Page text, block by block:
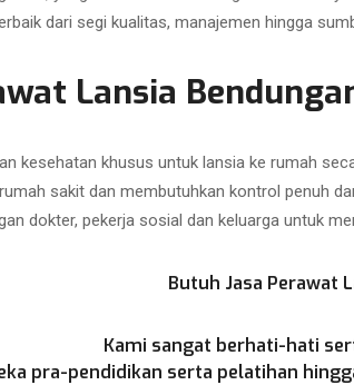
dari segi kualitas, manajemen hingga
Lansia
kesehatan khusus untuk lansia ke rumah
sakit dan membutuhkan kontrol penuh
dokter, pekerja sosial dan keluarga untuk
Butuh Jasa Perawat
Kami sangat berhati-hati
pra-pendidikan serta pelatihan